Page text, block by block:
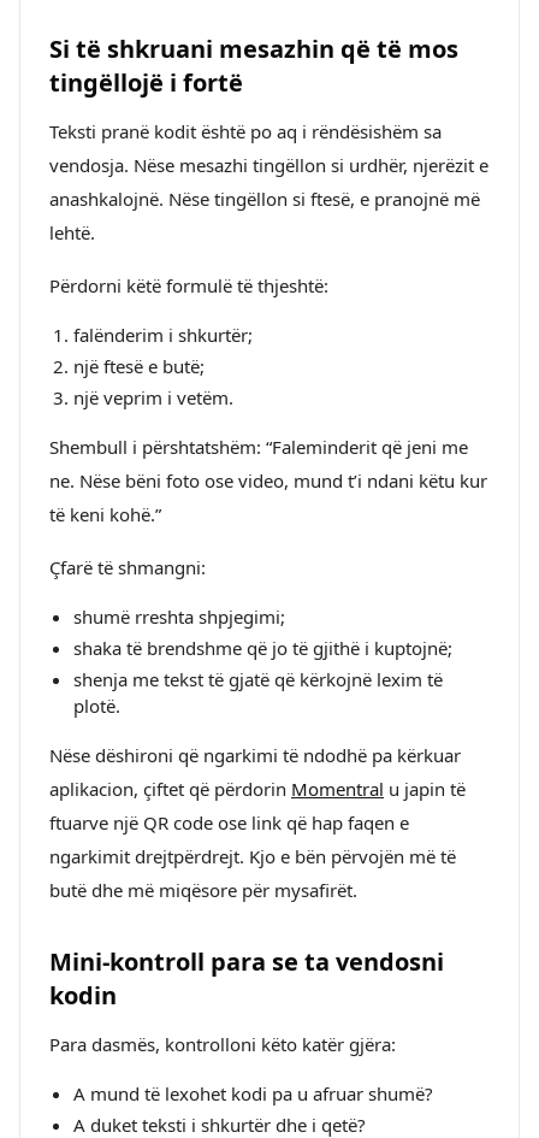
Si të shkruani mesazhin që të mos
tingëllojë i fortë
Teksti pranë kodit është po aq i rëndësishëm sa
vendosja. Nëse mesazhi tingëllon si urdhër, njerëzit e
anashkalojnë. Nëse tingëllon si ftesë, e pranojnë më
lehtë.
Përdorni këtë formulë të thjeshtë:
falënderim i shkurtër;
një ftesë e butë;
një veprim i vetëm.
Shembull i përshtatshëm: “Faleminderit që jeni me
ne. Nëse bëni foto ose video, mund t’i ndani këtu kur
të keni kohë.”
Çfarë të shmangni:
shumë rreshta shpjegimi;
shaka të brendshme që jo të gjithë i kuptojnë;
shenja me tekst të gjatë që kërkojnë lexim të
plotë.
Nëse dëshironi që ngarkimi të ndodhë pa kërkuar
aplikacion, çiftet që përdorin Momentral u japin të
ftuarve një QR code ose link që hap faqen e
ngarkimit drejtpërdrejt. Kjo e bën përvojën më të
butë dhe më miqësore për mysafirët.
Mini-kontroll para se ta vendosni
kodin
Para dasmës, kontrolloni këto katër gjëra:
A mund të lexohet kodi pa u afruar shumë?
A duket teksti i shkurtër dhe i qetë?